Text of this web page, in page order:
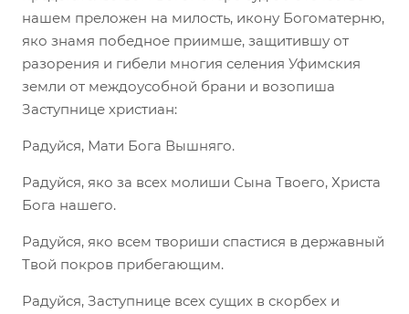
нашем преложен на милость, икону Богоматерню,
яко знамя победное приимше, защитившу от
разорения и гибели многия селения Уфимския
земли от междоусобной брани и возопиша
Заступнице христиан:
Радуйся, Мати Бога Вышняго.
Радуйся, яко за всех молиши Сына Твоего, Христа
Бога нашего.
Радуйся, яко всем твориши спастися в державный
Твой покров прибегающим.
Радуйся, Заступнице всех сущих в скорбех и